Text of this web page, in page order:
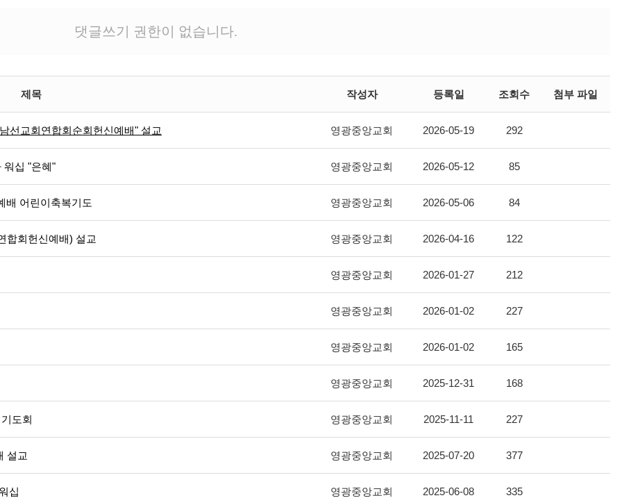
댓글쓰기 권한이 없습니다.
제목 작성자 등록일 조회수 첨부 파일
선교회연합회순회헌신예배" 설교 영광중앙교회 2026-05-19 292
워십 "은혜" 영광중앙교회 2026-05-12 85
배 어린이축복기도 영광중앙교회 2026-05-06 84
합회헌신예배) 설교 영광중앙교회 2026-04-16 122
영광중앙교회 2026-01-27 212
영광중앙교회 2026-01-02 227
영광중앙교회 2026-01-02 165
영광중앙교회 2025-12-31 168
도회 영광중앙교회 2025-11-11 227
설교 영광중앙교회 2025-07-20 377
십 영광중앙교회 2025-06-08 335